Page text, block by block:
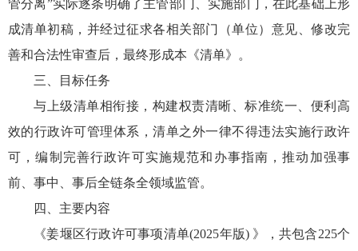
管分离”实际逐条明确了主管部门、实施部门，在此基础上形
成清单初稿，并经过征求各相关部门（单位）意见、修改完
善和合法性审查后，最终形成本《清单》。
三、目标任务
与上级清单相衔接，构建权责清晰、标准统一、便利高
效的行政许可管理体系，清单之外一律不得违法实施行政许
可，编制完善行政许可实施规范和办事指南，推动加强事
前、事中、事后全链条全领域监管。
四、主要内容
《姜堰区行政许可事项清单(2025年版) 》，共包含225个